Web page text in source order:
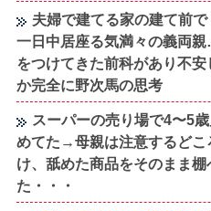
夫婦で建てる家の建て前
一日中居座る気満々の義両
をつけてきた前科があり不
か完全に野次馬の思考
スーパーの売り場で4〜5
めてた→母親は注意するどこ
け、舐めた商品をそのまま
た・・・